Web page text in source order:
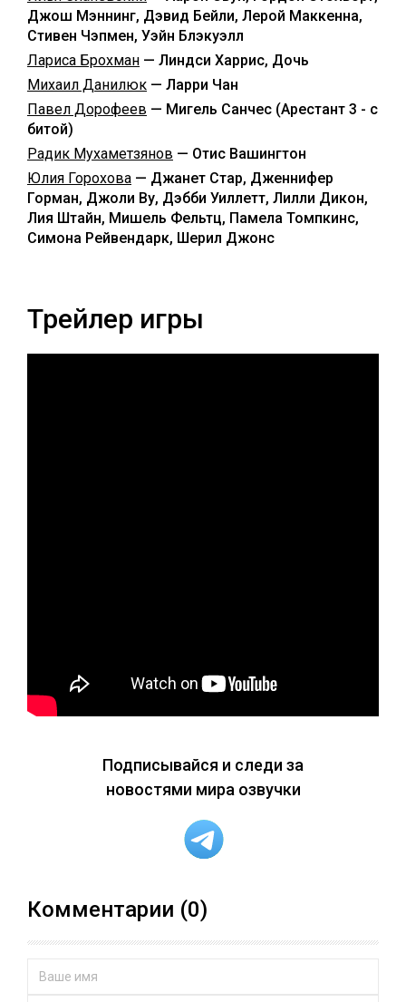
Джош Мэннинг, Дэвид Бейли, Лерой Маккенна,
Стивен Чэпмен, Уэйн Блэкуэлл
Лариса Брохман — Линдси Харрис, Дочь
Михаил Данилюк — Ларри Чан
Павел Дорофеев — Мигель Санчес (Арестант 3 - с
битой)
Радик Мухаметзянов — Отис Вашингтон
Юлия Горохова — Джанет Стар, Дженнифер
Горман, Джоли Ву, Дэбби Уиллетт, Лилли Дикон,
Лия Штайн, Мишель Фельтц, Памела Томпкинс,
Симона Рейвендарк, Шерил Джонс
Трейлер игры
Подписывайся и следи за
новостями мира озвучки
Комментарии (0)